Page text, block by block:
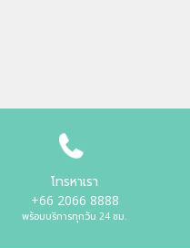
โทรหาเรา
+66 2066 8888
พร้อมบริการทุกวัน 24 ชม.